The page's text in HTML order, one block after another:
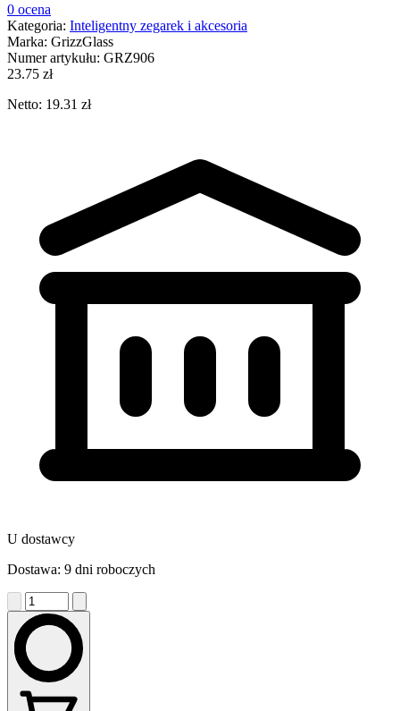
0 ocena
Kategoria: Inteligentny zegarek i akcesoria
Marka: GrizzGlass
Numer artykułu: GRZ906
23.75 zł
Netto: 19.31 zł
U dostawcy
Dostawa: 9 dni roboczych